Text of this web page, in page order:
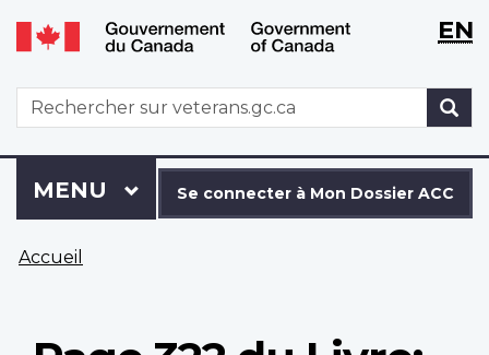
Aller
au
principal
Passer
à
version
HTML
simplifiée
WxT
WxTEN
WxT
Search
form
connecter
à
Dossier
Se connecter à Mon Dossier ACC
Menu
MENU PRINCIPAL
êtes
Accueil